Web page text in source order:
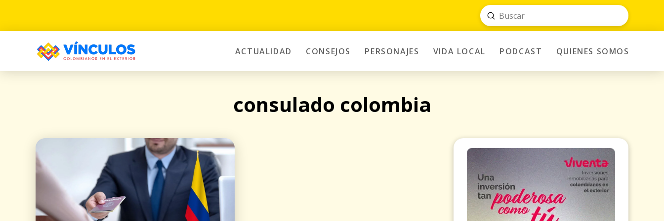
Search
Submit
ACTUALIDAD CONSEJOS PERSONAJES VIDA LOCAL PODCAST QUIENES SOMOS
consulado colombia